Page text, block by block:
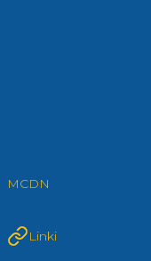
MCDN
Linki